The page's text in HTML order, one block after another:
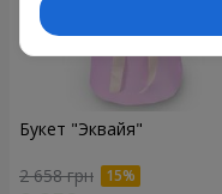
Букет "Эквайя"
2 658 грн